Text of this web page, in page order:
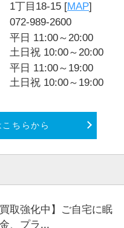
1丁目18-15 [MAP]
072-989-2600
平日 11:00～20:00
土日祝 10:00～20:00
平日 11:00～19:00
土日祝 10:00～19:00
ちらから
買取強化中】ご自宅に眠
、プラ...